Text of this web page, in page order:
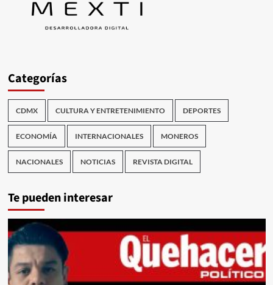
Categorías
CDMX CULTURA Y ENTRETENIMIENTO DEPORTES
ECONOMÍA INTERNACIONALES MONEROS
NACIONALES NOTICIAS REVISTA DIGITAL
Te pueden interesar